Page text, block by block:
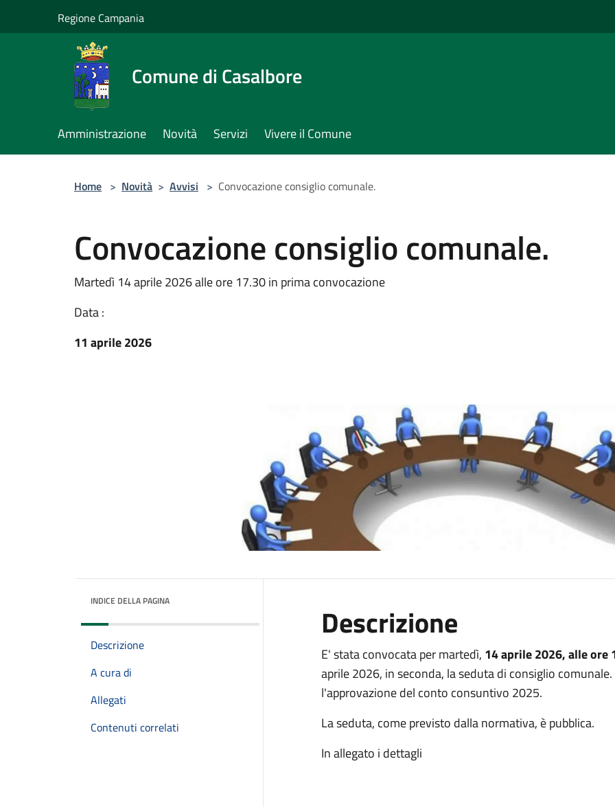
Regione Campania
Comune di Casalbore
Amministrazione Novità Servizi Vivere il Comune
Home > Novità > Avvisi > Convocazione consiglio comunale.
Convocazione consiglio comunale.
Martedì 14 aprile 2026 alle ore 17.30 in prima convocazione
Data :
11 aprile 2026
INDICE DELLA PAGINA
Descrizione
A cura di
Allegati
Contenuti correlati
Descrizione
E' stata convocata per martedì, 14 aprile 2026, alle ore
aprile 2026, in seconda, la seduta di consiglio
l'approvazione del conto consuntivo 2025.
La seduta, come previsto dalla normativa, è pubblica.
In allegato i dettagli